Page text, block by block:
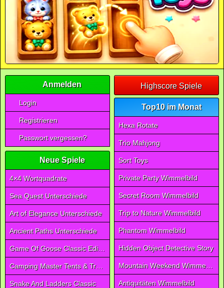
Anmelden
Login
Registrieren
Passwort vergessen?
Neue Spiele
4×4 Wortquadrate
Sea Quest Unterschiede
Art of Elegance Unterschiede
Ancient Paths Unterschiede
Game Of Goose Classic Edition
Camping Master Tents & Trees
Snake And Ladders Classic
Highscore Spiele
Top10 im Monat
Hexa Rotate
Trio Mahjong
Sort Toys
Private Party Wimmelbild
Secret Room Wimmelbild
Trip to Nature Wimmelbild
Phantom Wimmelbild
Hidden Object Detective Story
Mountain Weekend Wimmelbild
Antiquitäten Wimmelbild